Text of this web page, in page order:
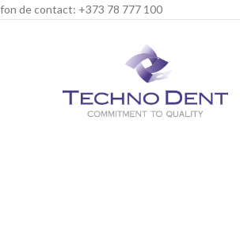
de contact: +373 78 777 100